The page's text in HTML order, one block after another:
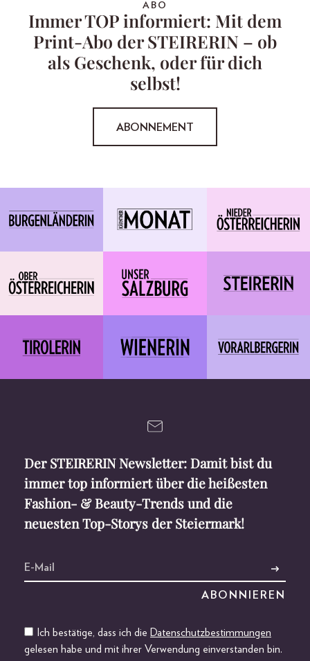
ABO
Immer TOP informiert: Mit dem
Print-Abo der STEIRERIN – ob
als Geschenk, oder für dich
selbst!
ABONNEMENT
Der STEIRERIN Newsletter: Damit bist du
immer top informiert über die heißesten
Fashion- & Beauty-Trends und die
neuesten Top-Storys der Steiermark!
Ich bestätige, dass ich die Datenschutzbestimmungen
gelesen habe und mit ihrer Verwendung einverstanden bin.